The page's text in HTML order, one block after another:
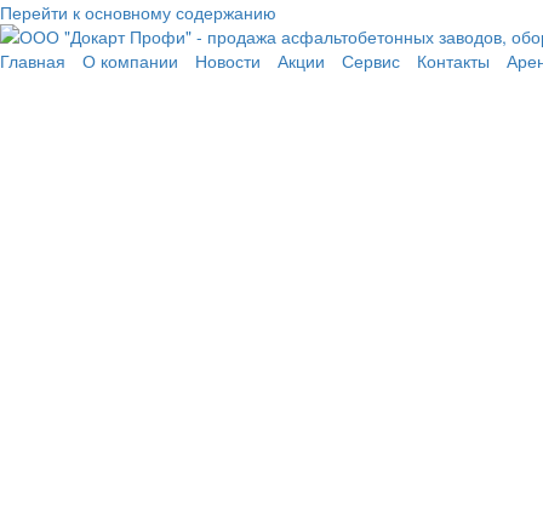
Перейти к основному содержанию
Главная
О компании Новости Акции Сервис Контакты